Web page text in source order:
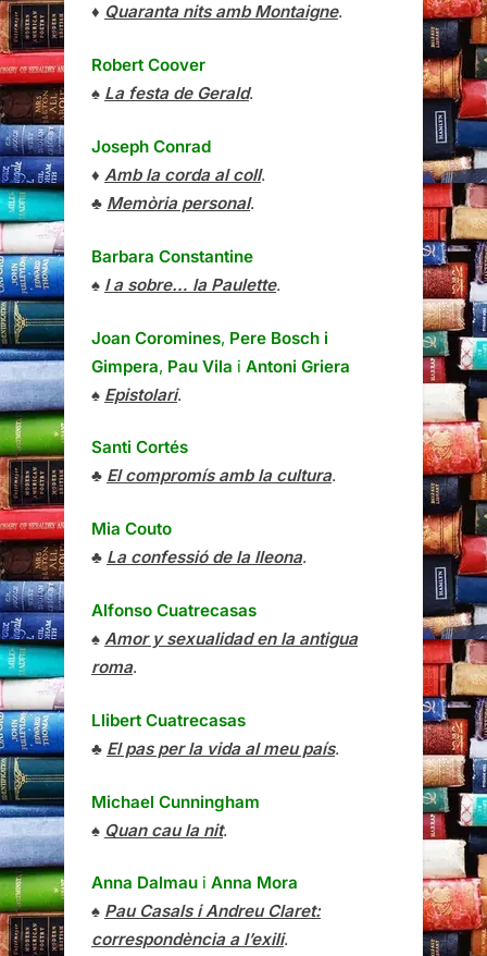
♦ Quaranta nits amb Montaigne.
Robert Coover
♠ La festa de Gerald.
Joseph Conrad
♦ Amb la corda al coll.
♣ Memòria personal.
Barbara Constantine
♠ I a sobre… la Paulette.
Joan Coromines, Pere Bosch i
Gimpera, Pau Vila i Antoni Griera
♠ Epistolari.
Santi Cortés
♣ El compromís amb la cultura.
Mia Couto
♣ La confessió de la lleona.
Alfonso Cuatrecasas
♠ Amor y sexualidad en la antigua
roma.
Llibert Cuatrecasas
♣ El pas per la vida al meu país.
Michael Cunningham
♠ Quan cau la nit.
Anna Dalmau i Anna Mora
♠ Pau Casals i Andreu Claret:
correspondència a l’exili.